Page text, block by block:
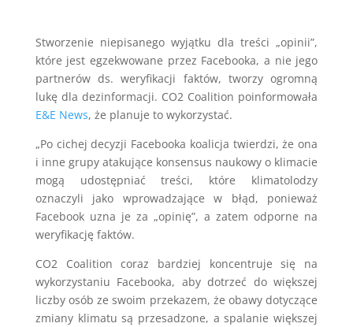
Stworzenie niepisanego wyjątku dla treści „opinii”,
które jest egzekwowane przez Facebooka, a nie jego
partnerów ds. weryfikacji faktów, tworzy ogromną
lukę dla dezinformacji. CO2 Coalition poinformowała
E&E News, że planuje to wykorzystać.
„Po cichej decyzji Facebooka koalicja twierdzi, że ona
i inne grupy atakujące konsensus naukowy o klimacie
mogą udostępniać treści, które klimatolodzy
oznaczyli jako wprowadzające w błąd, ponieważ
Facebook uzna je za „opinię”, a zatem odporne na
weryfikację faktów.
CO2 Coalition coraz bardziej koncentruje się na
wykorzystaniu Facebooka, aby dotrzeć do większej
liczby osób ze swoim przekazem, że obawy dotyczące
zmiany klimatu są przesadzone, a spalanie większej